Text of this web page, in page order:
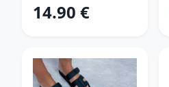
14.90 €